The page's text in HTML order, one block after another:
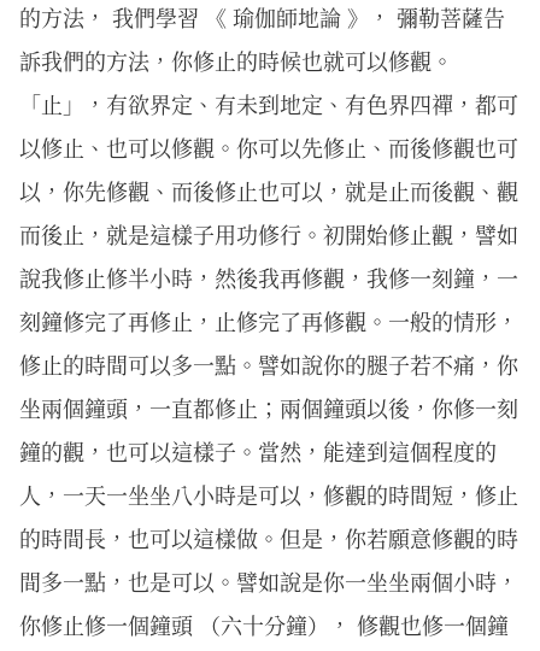
的方法， 我們學習 《 瑜伽師地論 》， 彌勒菩薩告
訴我們的方法，你修止的時候也就可以修觀。
「止」，有欲界定、有未到地定、有色界四禪，都可
以修止、也可以修觀。你可以先修止、而後修觀也可
以，你先修觀、而後修止也可以，就是止而後觀、觀
而後止，就是這樣子用功修行。初開始修止觀，譬如
說我修止修半小時，然後我再修觀，我修一刻鐘，一
刻鐘修完了再修止，止修完了再修觀。一般的情形，
修止的時間可以多一點。譬如說你的腿子若不痛，你
坐兩個鐘頭，一直都修止；兩個鐘頭以後，你修一刻
鐘的觀，也可以這樣子。當然，能達到這個程度的
人，一天一坐坐八小時是可以，修觀的時間短，修止
的時間長，也可以這樣做。但是，你若願意修觀的時
間多一點，也是可以。譬如說是你一坐坐兩個小時，
你修止修一個鐘頭 （六十分鐘）， 修觀也修一個鐘